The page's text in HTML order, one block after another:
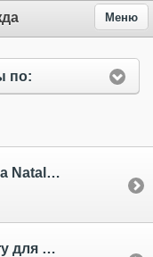
Меню
по:
Комплект для роддома Nataly для беременных и кормящих персик 6906
Ночная сорочка Victory для беременных и кормящих; цвет: бирюза 4327